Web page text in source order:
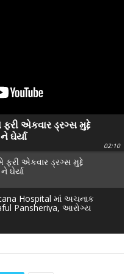
એકવાર ડ્રગ્સ મુદ્દે
ઘેર્યા
02:10
એકવાર ડ્રગ્સ મુદ્દે
ઘેર્યા
Hospital માં અચનાક
Pansheriya, આરોગ્ય